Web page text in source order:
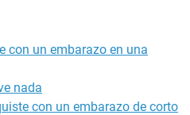
con un embarazo en una
nada
con un embarazo de corto